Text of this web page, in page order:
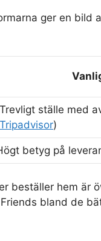
ger en bild
ställe med
Tripadvisor)
betyg på
beställer hem är
bland de